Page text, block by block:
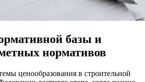
базы и
нормативов
ценообразования в строительной